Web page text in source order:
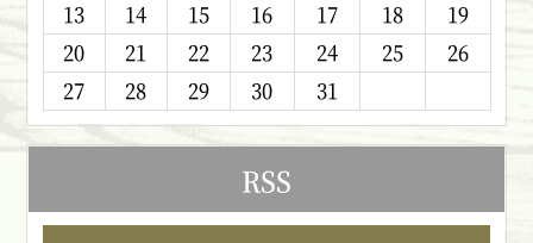
13
14 15 16 17 18
19
20
21 22 23 24 25
26
27
28 29 30 31
RSS